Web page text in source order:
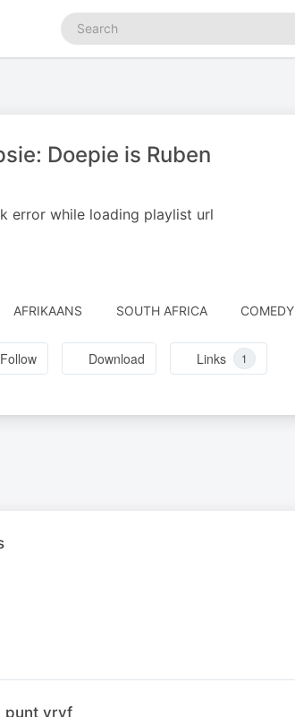
Search
podcasts
Doepie is Ruben
error while loading playlist url
AFRIKAANS SOUTH AFRICA COMEDY
Follow Download Links 1
punt vryf